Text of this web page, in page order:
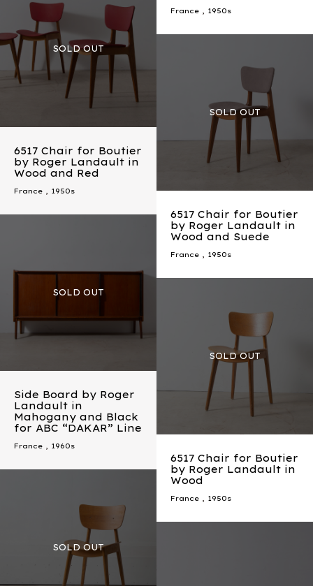
France , 1950s
6517 Chair for Boutier
by Roger Landault in
Wood and Red
France , 1950s
6517 Chair for Boutier
by Roger Landault in
Wood and Suede
France , 1950s
Side Board by Roger
Landault in
Mahogany and Black
for ABC “DAKAR” Line
France , 1960s
6517 Chair for Boutier
by Roger Landault in
Wood
France , 1950s